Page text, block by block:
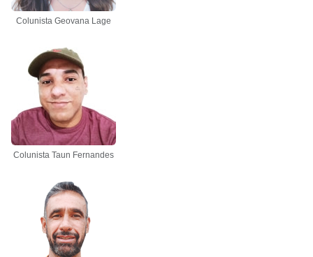
Colunista Geovana Lage
Colunista Taun Fernandes